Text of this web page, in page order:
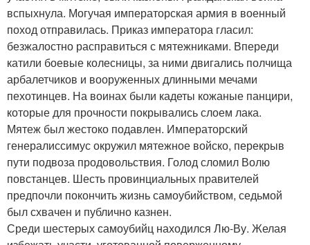
вспыхнула. Могучая императорская армия в военный
поход отправилась. Приказ императора гласил:
безжалостно расправиться с мятежниками. Впереди
катили боевые колесницы, за ними двигались полчища
арбалетчиков и вооруженных длинными мечами
пехотинцев. На воинах были кадеты кожаные панцири,
которые для прочности покрывались слоем лака.
Мятеж был жестоко подавлен. Императорский
генералиссимус окружил мятежное войско, перекрыв
пути подвоза продовольствия. Голод сломил Волю
повстанцев. Шесть провинциальных правителей
предпочли покончить жизнь самоубийством, седьмой
был схвачен и публично казнен.
Среди шестерых самоубийц находился Лю-Ву. Желая